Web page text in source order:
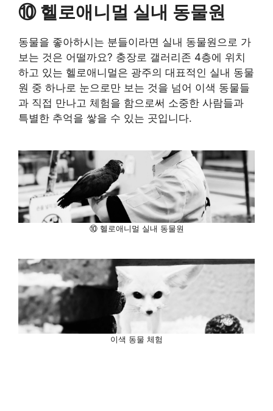
⑩ 헬로애니멀 실내 동물원
동물을 좋아하시는 분들이라면 실내 동물원으로 가
보는 것은 어떨까요? 충장로 갤러리존 4층에 위치
하고 있는 헬로애니멀은 광주의 대표적인 실내 동물
원 중 하나로 눈으로만 보는 것을 넘어 이색 동물들
과 직접 만나고 체험을 함으로써 소중한 사람들과
특별한 추억을 쌓을 수 있는 곳입니다.
⑩ 헬로애니멀 실내 동물원
이색 동물 체험